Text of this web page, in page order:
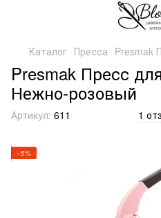
Каталог Пресса Presmak
Presmak Пресс
Нежно-розовый
Артикул: 611 1
−5%